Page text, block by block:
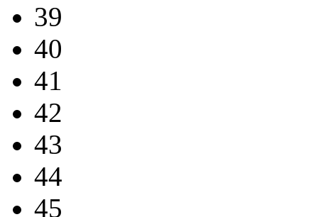
39
40
41
42
43
44
45